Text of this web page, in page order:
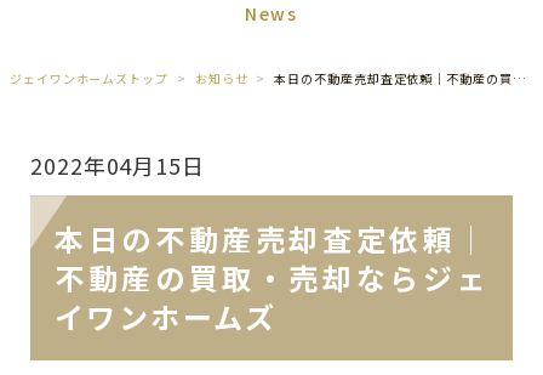
News
ジェイワンホームズトップ お知らせ 本日の不動産売却査定依頼｜不動産の買取・売却ならジェイワンホームズ
2022年04月15日
本日の不動産売却査定依頼｜
不動産の買取・売却ならジェ
イワンホームズ